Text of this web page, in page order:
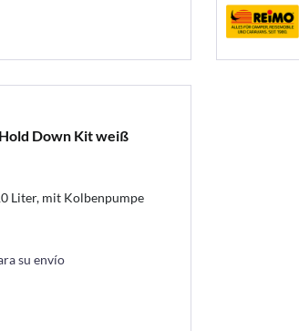
Down Kit weiß
Liter, mit Kolbenpumpe
su envío